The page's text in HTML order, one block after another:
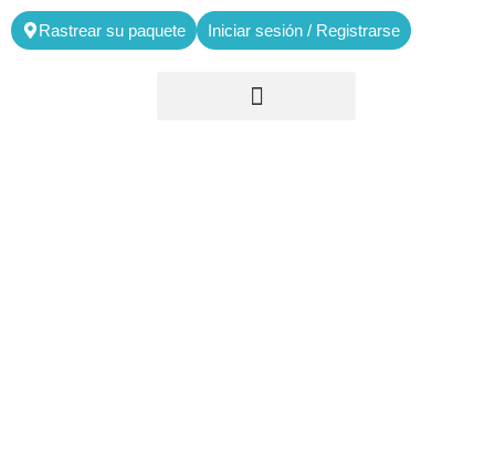
Rastrear su paquete Iniciar sesión / Registrarse